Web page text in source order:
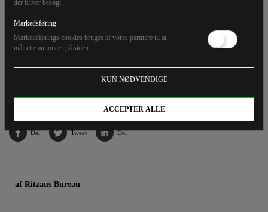
der bliver besøgt.
Markedsføring
Markedsførings cookies bruges af vores partnere til at
målrette annoncer på siden.
KUN NØDVENDIGE
ACCEPTER ALLE
Del Tweet Del
af Ritzaus Bureau